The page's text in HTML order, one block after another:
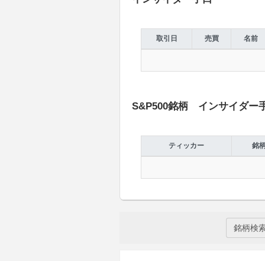
取引日 売買 名前
S&P500銘柄 インサイダー
ティッカー 銘
銘柄検